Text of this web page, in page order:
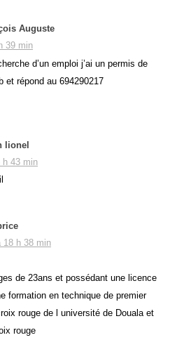
Auguste
39 min
d’un emploi j’ai un permis de
et répond au 694290217
lionel
h 43 min
18 h 38 min
de 23ans et possédant une licence
formation en technique de premier
rouge de l université de Douala et
rouge